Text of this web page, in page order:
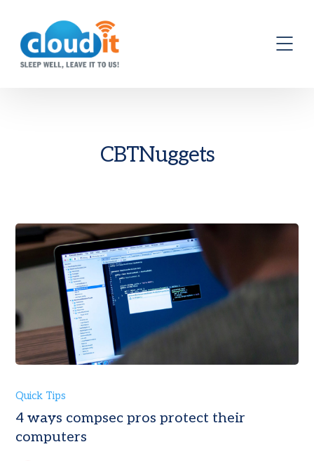
CBTNuggets
Quick Tips
4 ways compsec pros protect their
computers